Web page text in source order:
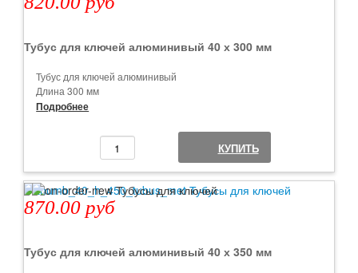
Тубус для ключей алюминивый 40 х 300 мм
Тубус для ключей алюминивый
Длина 300 мм
Диаметр 40 мм
Есть отверстия для пломбы
Минимальный заказ от 1 шт
Подробнее
КУПИТЬ
870.00 руб
Тубус для ключей алюминивый 40 х 350 мм